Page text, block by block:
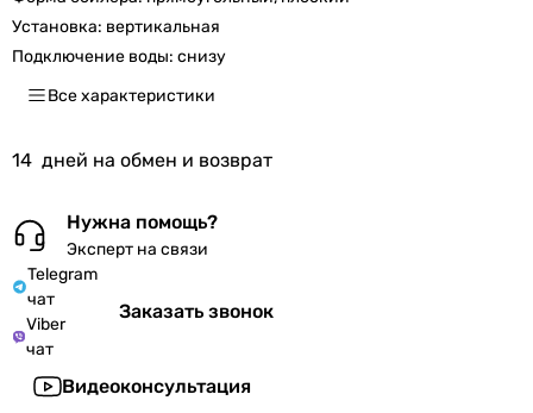
Установка: вертикальная
Подключение воды: снизу
Все характеристики
14 дней на обмен и возврат
Нужна помощь?
Эксперт на связи
Telegram
чат
Viber
чат
Заказать звонок
Видеоконсультация